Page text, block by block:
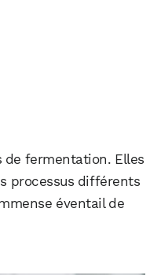
de fermentation. Elles
processus différents
éventail de